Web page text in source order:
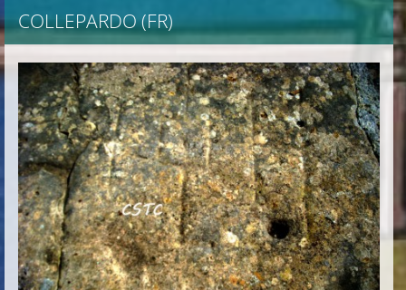
COLLEPARDO (FR)